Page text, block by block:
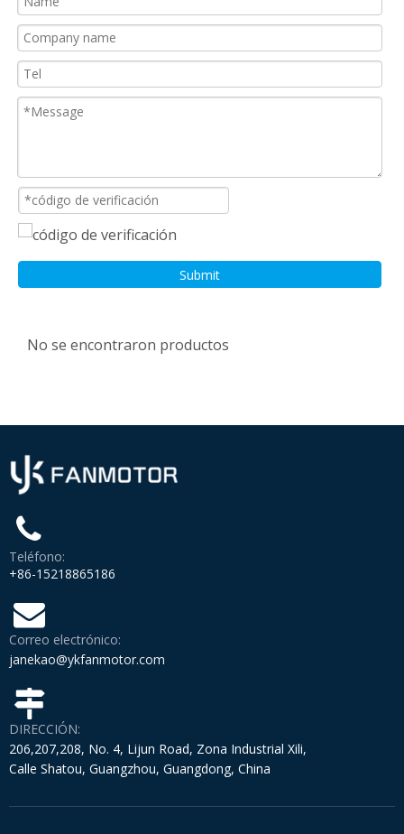
Submit
No se encontraron productos
Teléfono:
+86-15218865186
Correo electrónico:
janekao@ykfanmotor.com
DIRECCIÓN:
206,207,208, No. 4, Lijun Road, Zona Industrial Xili,
Calle Shatou, Guangzhou, Guangdong, China